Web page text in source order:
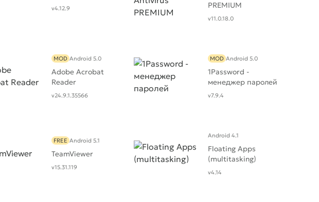
v4.12.9
PREMIUM
v11.0.18.0
Adobe Acrobat
Reader
MOD Android 5.0
v24.9.1.35566
1Password -
менеджер паролей
MOD Android 5.0
v7.9.4
TeamViewer
FREE Android 5.1
v15.31.119
Floating Apps
(multitasking)
Android 4.1
v4.14